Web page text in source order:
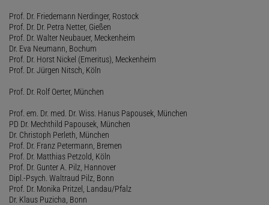
Prof. Dr. Friedemann Nerdinger, Rostock
Prof. Dr. Dr. Petra Netter, Gießen
Prof. Dr. Walter Neubauer, Meckenheim
Dr. Eva Neumann, Bochum
Prof. Dr. Horst Nickel (Emeritus), Meckenheim
Prof. Dr. Jürgen Nitsch, Köln
Prof. Dr. Rolf Oerter, München
Prof. em. Dr. med. Dr. Wiss. Hanus Papousek, München
PD Dr. Mechthild Papousek, München
Dr. Christoph Perleth, München
Prof. Dr. Franz Petermann, Bremen
Prof. Dr. Matthias Petzold, Köln
Prof. Dr. Gunter A. Pilz, Hannover
Dipl.-Psych. Waltraud Pilz, Bonn
Prof. Dr. Monika Pritzel, Landau/Pfalz
Dr. Klaus Puzicha, Bonn